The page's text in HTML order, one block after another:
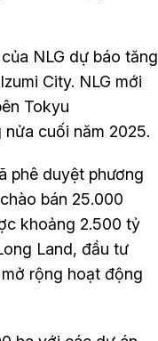
NLG dự báo tăng
City. NLG mới
Tokyu
cuối năm 2025.
phê duyệt phương
bán 25.000
khoảng 2.500 tỷ
Land, đầu tư
rộng hoạt động